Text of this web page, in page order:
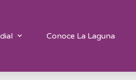
Conoce La Laguna